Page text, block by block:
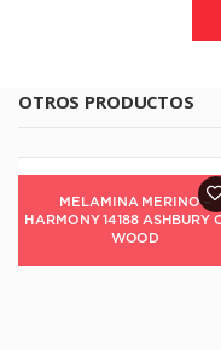
OTROS PRODUCTOS
MELAMINA FINSA – 16N
FRESNO GLACIAL